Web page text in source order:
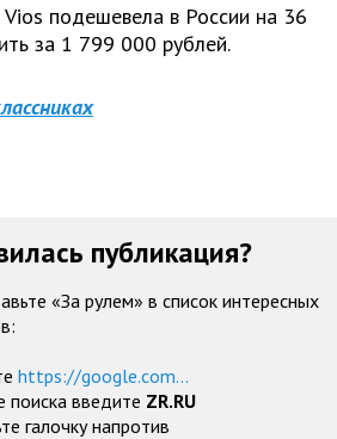
подешевела в России на 36
за 1 799 000 рублей.
публикация?
«За рулем» в список интересных
https://google.com...
поиска введите ZR.RU
галочку напротив